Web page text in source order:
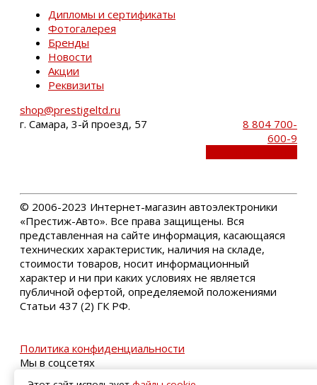
Дипломы и сертификаты
Фотогалерея
Бренды
Новости
Акции
Реквизиты
shop@prestigeltd.ru
г. Самара, 3-й проезд, 57
8 804 700-
600-9
© 2006-2023 Интернет-магазин автоэлектроники
«Престиж-Авто». Все права защищены. Вся
представленная на сайте информация, касающаяся
технических характеристик, наличия на складе,
стоимости товаров, носит информационный
характер и ни при каких условиях не является
публичной офертой, определяемой положениями
Статьи 437 (2) ГК РФ.
Политика конфиденциальности
Мы в соцсетях